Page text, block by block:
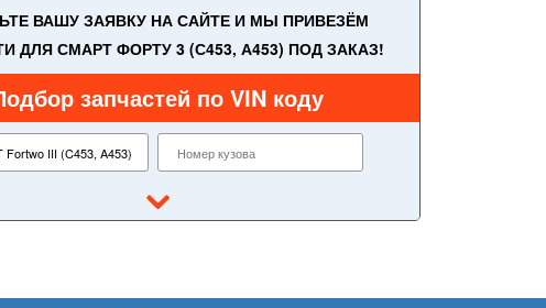
ВАШУ ЗАЯВКУ НА САЙТЕ И МЫ ПРИВЕЗЁМ
ДЛЯ СМАРТ ФОРТУ 3 (С453, А453) ПОД ЗАКАЗ!
запчастей по VIN коду